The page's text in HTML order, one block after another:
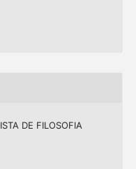
DE FILOSOFIA